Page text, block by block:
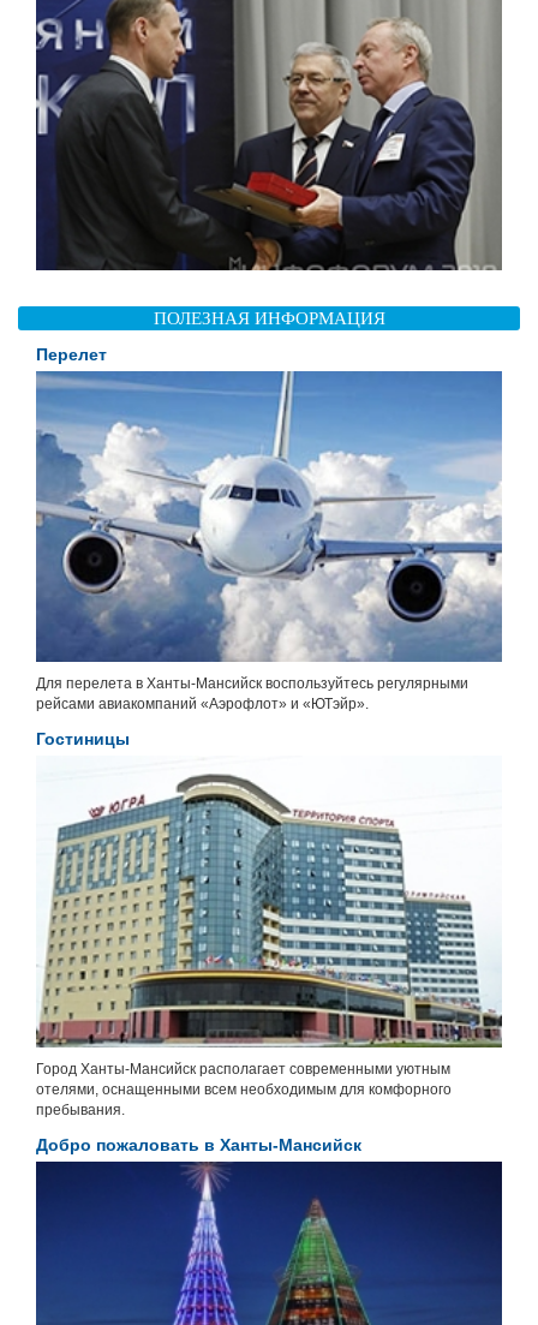
ПОЛЕЗНАЯ ИНФОРМАЦИЯ
Перелет
Для перелета в Ханты-Мансийск воспользуйтесь регулярными
рейсами авиакомпаний «Аэрофлот» и «ЮТэйр».
Гостиницы
Город Ханты-Мансийск располагает современными уютным
отелями, оснащенными всем необходимым для комфорного
пребывания.
Добро пожаловать в Ханты-Мансийск